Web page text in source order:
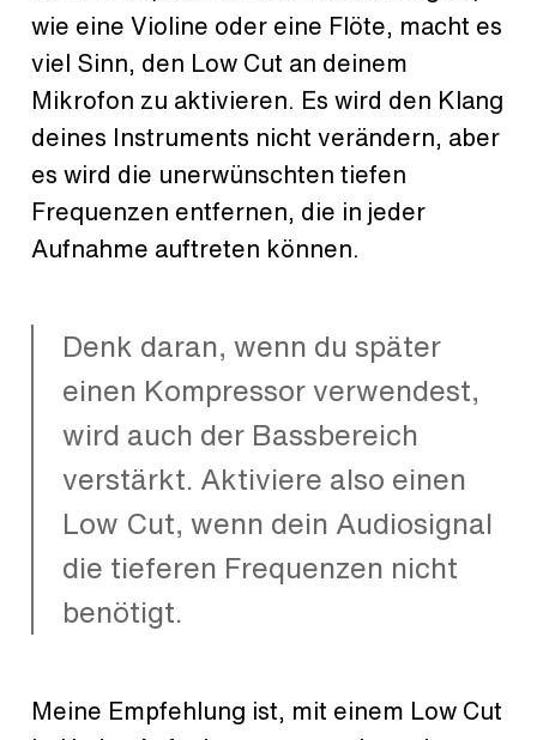
wie eine Violine oder eine Flöte, macht es
viel Sinn, den Low Cut an deinem
Mikrofon zu aktivieren. Es wird den Klang
deines Instruments nicht verändern, aber
es wird die unerwünschten tiefen
Frequenzen entfernen, die in jeder
Aufnahme auftreten können.
Denk daran, wenn du später
einen Kompressor verwendest,
wird auch der Bassbereich
verstärkt. Aktiviere also einen
Low Cut, wenn dein Audiosignal
die tieferen Frequenzen nicht
benötigt.
Meine Empfehlung ist, mit einem Low Cut